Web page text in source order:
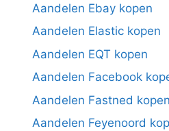
Aandelen Ebay kopen
Aandelen Elastic kopen
Aandelen EQT kopen
Aandelen Facebook
Aandelen Fastned kopen
Aandelen Feyenoord